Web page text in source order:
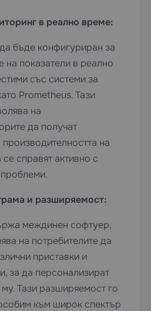
в реално време:
бъде конфигуриран за
на показатели в реално
със системи за
Prometheus. Тази
на
да получат
на
справят активно с
и разширяемост:
междинен софтуер,
на потребителите да
приставки и
за да персонализират
Тази разширяемост го
към широк спектър